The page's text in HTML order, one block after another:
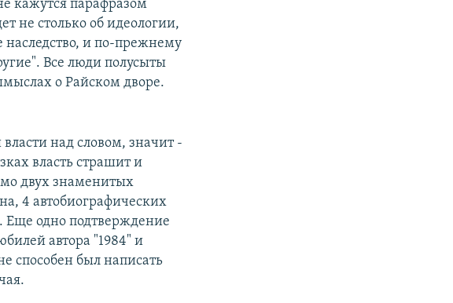
кажутся парафразом
не столько об идеологии,
наследство, и по-прежнему
Все люди полусыты
о Райском дворе.
над словом, значит -
власть страшит и
двух знаменитых
4 автобиографических
Еще одно подтверждение
автора "1984" и
способен был написать